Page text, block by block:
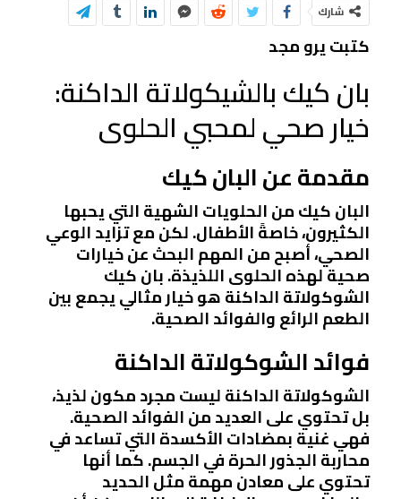
شارك
كتبت يرو مجد
بان كيك بالشيكولاتة الداكنة:
خيار صحي لمحبي الحلوى
مقدمة عن البان كيك
البان كيك من الحلويات الشهية التي يحبها
الكثيرون، خاصةً الأطفال. لكن مع تزايد الوعي
الصحي، أصبح من المهم البحث عن خيارات
صحية لهذه الحلوى اللذيذة. بان كيك
الشوكولاتة الداكنة هو خيار مثالي يجمع بين
الطعم الرائع والفوائد الصحية.
فوائد الشوكولاتة الداكنة
الشوكولاتة الداكنة ليست مجرد مكون لذيذ،
بل تحتوي على العديد من الفوائد الصحية.
فهي غنية بمضادات الأكسدة التي تساعد في
محاربة الجذور الحرة في الجسم. كما أنها
تحتوي على معادن مهمة مثل الحديد